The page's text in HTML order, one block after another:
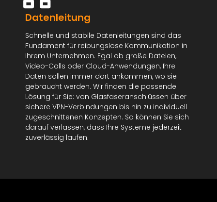
Datenleitung
Schnelle und stabile Datenleitungen sind das
Fundament für reibungslose Kommunikation in
Ihrem Unternehmen. Egal ob große Dateien,
Video-Calls oder Cloud-Anwendungen, Ihre
Daten sollen immer dort ankommen, wo sie
gebraucht werden. Wir finden die passende
Lösung für Sie: von Glasfaseranschlüssen über
sichere VPN-Verbindungen bis hin zu individuell
zugeschnittenen Konzepten. So können Sie sich
darauf verlassen, dass Ihre Systeme jederzeit
zuverlässig laufen.